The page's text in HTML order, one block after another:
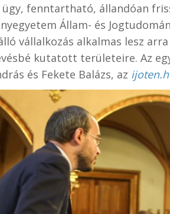
fenntartható, állandóan
Állam- és
vállalkozás alkalmas lesz
kutatott területeire. Az
és Fekete Balázs, az